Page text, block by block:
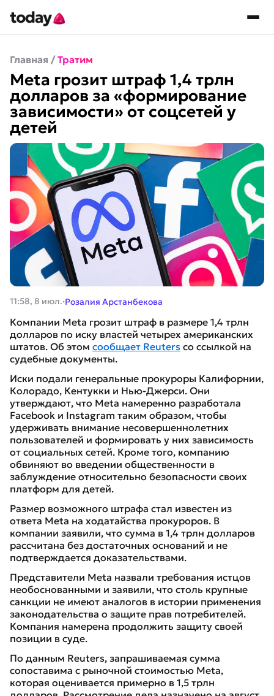
Главная / Тратим
Meta грозит штраф 1,4 трлн
долларов за «формирование
зависимости» от соцсетей у
детей
11:58, 8 июл.·Розалия Арстанбекова
Компании Meta грозит штраф в размере 1,4 трлн
долларов по иску властей четырех американских
штатов. Об этом сообщает Reuters со ссылкой на
судебные документы.
Иски подали генеральные прокуроры Калифорнии,
Колорадо, Кентукки и Нью-Джерси. Они
утверждают, что Meta намеренно разработала
Facebook и Instagram таким образом, чтобы
удерживать внимание несовершеннолетних
пользователей и формировать у них зависимость
от социальных сетей. Кроме того, компанию
обвиняют во введении общественности в
заблуждение относительно безопасности своих
платформ для детей.
Размер возможного штрафа стал известен из
ответа Meta на ходатайства прокуроров. В
компании заявили, что сумма в 1,4 трлн долларов
рассчитана без достаточных оснований и не
подтверждается доказательствами.
Представители Meta назвали требования истцов
необоснованными и заявили, что столь крупные
санкции не имеют аналогов в истории применения
законодательства о защите прав потребителей.
Компания намерена продолжить защиту своей
позиции в суде.
По данным Reuters, запрашиваемая сумма
сопоставима с рыночной стоимостью Meta,
которая оценивается примерно в 1,5 трлн